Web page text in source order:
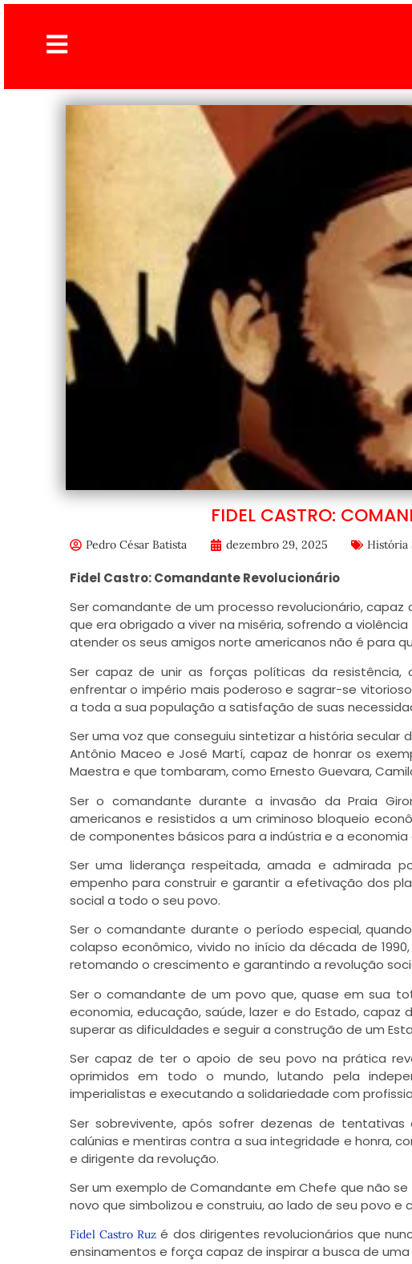
FIDEL CASTRO:
Pedro César Batista dezembro 29, 2025 História
Fidel Castro: Comandante Revolucionário
Ser comandante de um processo revolucionário,
que era obrigado a viver na miséria, sofrendo a
atender os seus amigos norte americanos não é para
Ser capaz de unir as forças políticas da
enfrentar o império mais poderoso e sagrar-se
a toda a sua população a satisfação de suas
Ser uma voz que conseguiu sintetizar a história secular
Antônio Maceo e José Martí, capaz de honrar os
Maestra e que tombaram, como Ernesto Guevara,
Ser o comandante durante a invasão da Praia
americanos e resistidos a um criminoso bloqueio
de componentes básicos para a indústria e a economia
Ser uma liderança respeitada, amada e admirada
empenho para construir e garantir a efetivação dos
social a todo o seu povo.
Ser o comandante durante o período especial,
colapso econômico, vivido no início da década de
retomando o crescimento e garantindo a revolução
Ser o comandante de um povo que, quase em sua
economia, educação, saúde, lazer e do Estado,
superar as dificuldades e seguir a construção de um
Ser capaz de ter o apoio de seu povo na prática
oprimidos em todo o mundo, lutando pela
imperialistas e executando a solidariedade com
Ser sobrevivente, após sofrer dezenas de
calúnias e mentiras contra a sua integridade e honra,
e dirigente da revolução.
Ser um exemplo de Comandante em Chefe que não
novo que simbolizou e construiu, ao lado de seu povo
Fidel Castro Ruz é dos dirigentes revolucionários que
ensinamentos e força capaz de inspirar a busca de